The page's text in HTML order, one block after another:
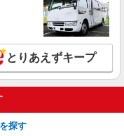
とりあえずキープ
探す